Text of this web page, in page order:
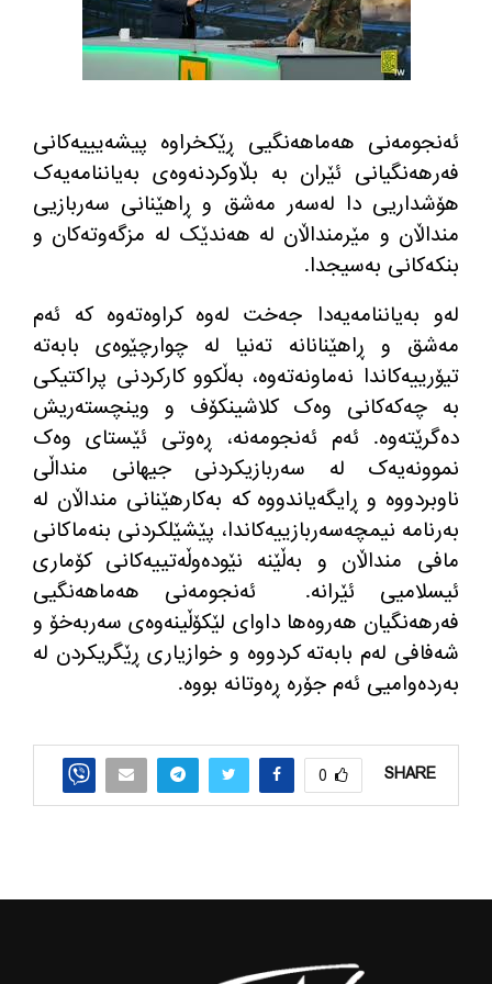
ئەنجومەنی هەماهەنگیی ڕێکخراوە پیشەیییەکانی
فەرهەنگیانی ئێران بە بڵاوکردنەوەی بەیاننامەیەک
هۆشداریی دا لەسەر مەشق و ڕاهێنانی سەربازیی
منداڵان و مێرمنداڵان لە هەندێک لە مزگەوتەکان و
بنکەکانی بەسیجدا.
لەو بەیاننامەیەدا جەخت لەوە کراوەتەوە کە ئەم
مەشق و ڕاهێنانانە تەنیا لە چوارچێوەی بابەتە
تیۆرییەکاندا نەماونەتەوە، بەڵکوو کارکردنی پراکتیکی
بە چەکەکانی وەک کلاشینکۆف و وینچستەریش
دەگرێتەوە. ئەم ئەنجومەنە، ڕەوتی ئێستای وەک
نموونەیەک لە سەربازیکردنی جیهانی منداڵی
ناوبردووە و ڕایگەیاندووە کە بەکارهێنانی منداڵان لە
بەرنامە نیمچە‌سەربازییەکاندا، پێشێلکردنی بنەماکانی
مافی منداڵان و بەڵێنە نێودەوڵەتییەکانی کۆماری
ئیسلامیی ئێرانە. ئەنجومەنی هەماهەنگیی
فەرهەنگیان هەروەها داوای لێکۆڵینەوەی سەربەخۆ و
شەفافی لەم بابەتە کردووە و خوازیاری ڕێگریکردن لە
بەردەوامیی ئەم جۆرە ڕەوتانە بووە.
SHARE
0